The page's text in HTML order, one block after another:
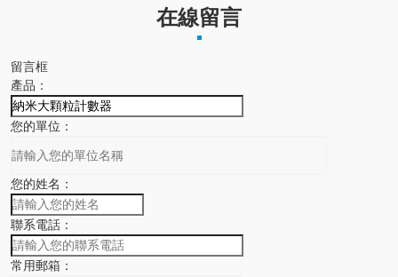
在線留言
留言框
產品：
您的單位：
您的姓名：
聯系電話：
常用郵箱：